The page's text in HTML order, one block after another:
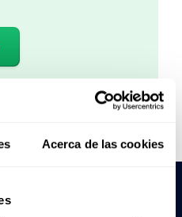
Acerca de las cookies